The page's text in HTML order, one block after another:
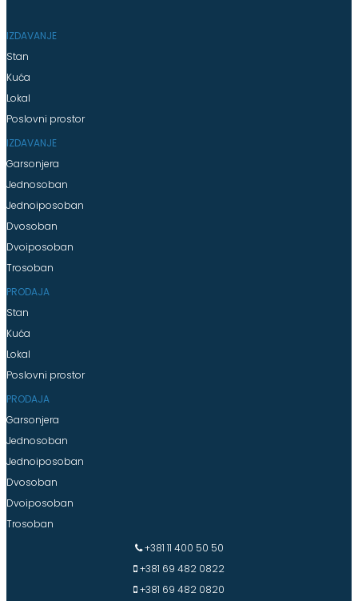
IZDAVANJE
Stan
Kuća
Lokal
Poslovni prostor
IZDAVANJE
Garsonjera
Jednosoban
Jednoiposoban
Dvosoban
Dvoiposoban
Trosoban
PRODAJA
Stan
Kuća
Lokal
Poslovni prostor
PRODAJA
Garsonjera
Jednosoban
Jednoiposoban
Dvosoban
Dvoiposoban
Trosoban
+381 11 400 50 50
+381 69 482 0822
+381 69 482 0820